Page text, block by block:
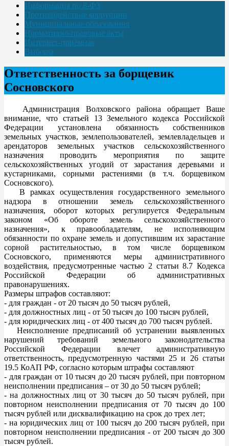
Информация по 8-ФЗ
Противодействие коррупции
Муниципальные образования
Нормативно-правовые акты
Интернет-приёмная
Выборы
Ответственность за борщевик
Сосновского
Администрация Волховского района обращает Ваше
внимание, что статьей 13 Земельного кодекса Российской
Федерации установлена обязанность собственников
земельных участков, землепользователей, землевладельцев и
арендаторов земельных участков сельскохозяйственного
назначения проводить мероприятия по защите
сельскохозяйственных угодий от зарастания деревьями и
кустарниками, сорными растениями (в т.ч. борщевиком
Сосновского).
В рамках осуществления государственного земельного
надзора в отношении земель сельскохозяйственного
назначения, оборот которых регулируется Федеральным
законом «Об обороте земель сельскохозяйственного
назначения», к правообладателям, не исполняющим
обязанности по охране земель и допустившим их зарастание
сорной растительностью, в том числе борщевиком
Сосновского, применяются меры административного
воздействия, предусмотренные частью 2 статьи 8.7 Кодекса
Российской Федерации об административных
правонарушениях.
Размеры штрафов составляют:
- для граждан - от 20 тысяч до 50 тысяч рублей,
- для должностных лиц - от 50 тысяч до 100 тысяч рублей,
- для юридических лиц - от 400 тысяч до 700 тысяч рублей.
Неисполнение предписаний об устранении выявленных
нарушений требований земельного законодательства
Российской Федерации влечет административную
ответственность, предусмотренную частями 25 и 26 статьи
19.5 КоАП РФ, согласно которым штрафы составляют
- для граждан от 10 тысяч до 20 тысяч рублей, при повторном
неисполнении предписания – от 30 до 50 тысяч рублей;
- на должностных лиц от 30 тысяч до 50 тысяч рублей, при
повторном неисполнении предписания от 70 тысяч до 100
тысяч рублей или дисквалификацию на срок до трех лет;
- на юридических лиц от 100 тысяч до 200 тысяч рублей, при
повторном неисполнении предписания - от 200 тысяч до 300
тысяч рублей.